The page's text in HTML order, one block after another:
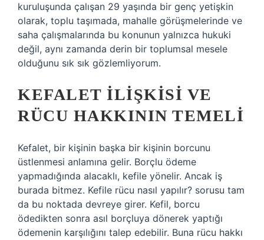
kuruluşunda çalışan 29 yaşında bir genç yetişkin
olarak, toplu taşımada, mahalle görüşmelerinde ve
saha çalışmalarında bu konunun yalnızca hukuki
değil, aynı zamanda derin bir toplumsal mesele
olduğunu sık sık gözlemliyorum.
KEFALET İLIŞKISI VE
RÜCU HAKKININ TEMELI
Kefalet, bir kişinin başka bir kişinin borcunu
üstlenmesi anlamına gelir. Borçlu ödeme
yapmadığında alacaklı, kefile yönelir. Ancak iş
burada bitmez. Kefile rücu nasıl yapılır? sorusu tam
da bu noktada devreye girer. Kefil, borcu
ödedikten sonra asıl borçluya dönerek yaptığı
ödemenin karşılığını talep edebilir. Buna rücu hakkı